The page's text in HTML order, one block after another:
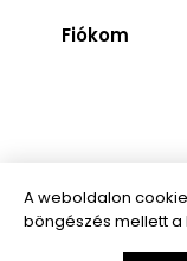
Fiókom
A weboldalon
böngészés mellett a